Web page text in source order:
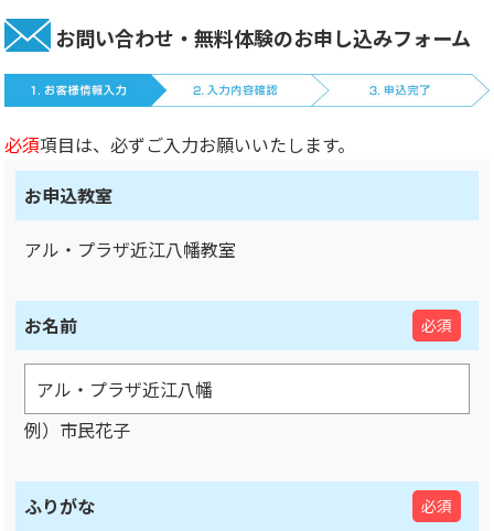
お問い合わせ・無料体験のお申し込みフォーム
必須項目は、必ずご入力お願いいたします。
お申込教室
アル・プラザ近江八幡教室
お名前 必須
例）市民花子
ふりがな 必須